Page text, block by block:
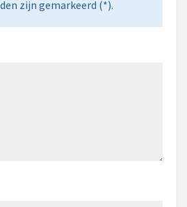
zijn gemarkeerd (*).